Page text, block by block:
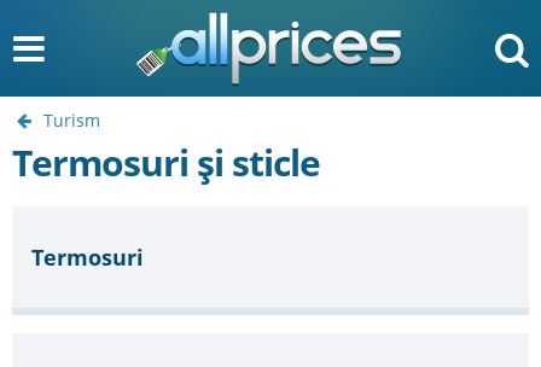
Turism
Termosuri și sticle
Termosuri